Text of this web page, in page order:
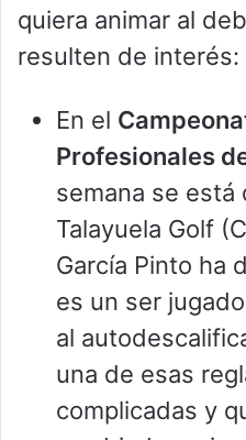
quiera animar al
resulten de interés:
En el
Profesionales
semana se está
Talayuela Golf
García Pinto ha
es un ser
al
una de esas
complicadas y